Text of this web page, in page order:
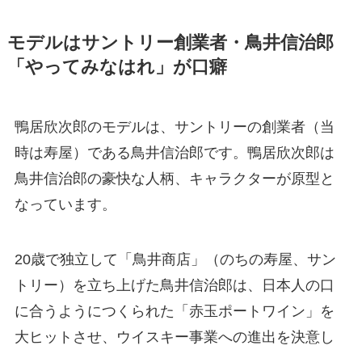
モデルはサントリー創業者・鳥井信治郎
「やってみなはれ」が口癖
鴨居欣次郎のモデルは、サントリーの創業者（当
時は寿屋）である鳥井信治郎です。鴨居欣次郎は
鳥井信治郎の豪快な人柄、キャラクターが原型と
なっています。
20歳で独立して「鳥井商店」（のちの寿屋、サン
トリー）を立ち上げた鳥井信治郎は、日本人の口
に合うようにつくられた「赤玉ポートワイン」を
大ヒットさせ、ウイスキー事業への進出を決意し